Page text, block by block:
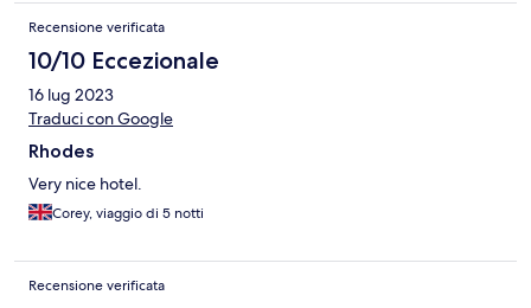
Recensione verificata
10/10 Eccezionale
16 lug 2023
Traduci con Google
Rhodes
Very nice hotel.
Corey, viaggio di 5 notti
Recensione verificata